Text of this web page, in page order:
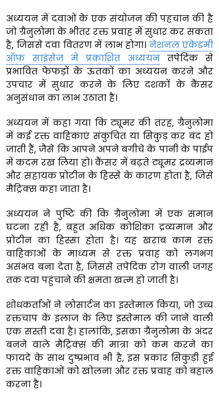
अध्ययन में दवाओं के एक संयोजन की पहचान की है
जो ग्रैनुलोमा के भीतर रक्त प्रवाह में सुधार कर सकता
है, जिससे दवा वितरण में लाभ होगा। नेशनल एकेडमी
ऑफ साइंसेज में प्रकाशित अध्ययन तपेदिक से
प्रभावित फेफड़ों के ऊतकों का अध्ययन करने और
उपचार में सुधार करने के लिए दशकों के कैंसर
अनुसंधान का लाभ उठाता है।
अध्ययन में कहा गया कि ट्यूमर की तरह, ग्रैनुलोमा
में कई रक्त वाहिकाएं संकुचित या सिकुड़ कर बंद हो
जाती हैं, जैसे कि आपने अपने बगीचे के पानी के पाईप
में कदम रख लिया हो। कैंसर में बढ़ते ट्यूमर द्रव्यमान
और सहायक प्रोटीन के हिस्से के कारण होता है, जिसे
मैट्रिक्स कहा जाता है।
अध्ययन ने पुष्टि की कि ग्रैनुलोमा में एक समान
घटना रही है, बहुत अधिक कोशिका द्रव्यमान और
प्रोटीन का हिस्सा होता है। यह खराब काम रक्त
वाहिकाओं के माध्यम से रक्त प्रवाह को लगभग
असंभव बना देता है, जिससे तपेदिक रोग वाली जगह
तक दवा पहुंचाने की क्षमता खत्म हो जाती है।
शोधकर्ताओं ने लोसार्टन का इस्तेमाल किया, जो उच्च
रक्तचाप के इलाज के लिए इस्तेमाल की जाने वाली
एक सस्ती दवा है। हालांकि, इसका ग्रैनुलोमा के अंदर
बनने वाले मैट्रिक्स की मात्रा को कम करने का
फायदे के साथ दुष्प्रभाव भी है, इस प्रकार सिकुड़ी हुई
रक्त वाहिकाओं को खोलना और रक्त प्रवाह को बहाल
करना है।